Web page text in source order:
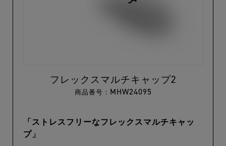
フレックスマルチキャップ2
MHW24095
「ストレスフリーなフレックスマルチキャッ
プ」